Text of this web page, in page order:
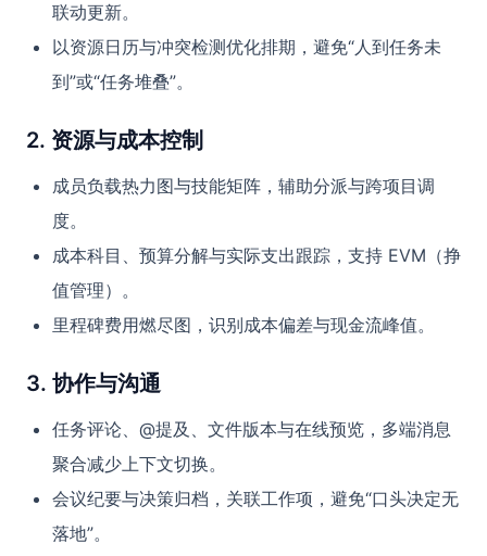
联动更新。
以资源日历与冲突检测优化排期，避免“人到任务未
到”或“任务堆叠”。
2. 资源与成本控制
成员负载热力图与技能矩阵，辅助分派与跨项目调
度。
成本科目、预算分解与实际支出跟踪，支持 EVM（挣
值管理）。
里程碑费用燃尽图，识别成本偏差与现金流峰值。
3. 协作与沟通
任务评论、@提及、文件版本与在线预览，多端消息
聚合减少上下文切换。
会议纪要与决策归档，关联工作项，避免“口头决定无
落地”。